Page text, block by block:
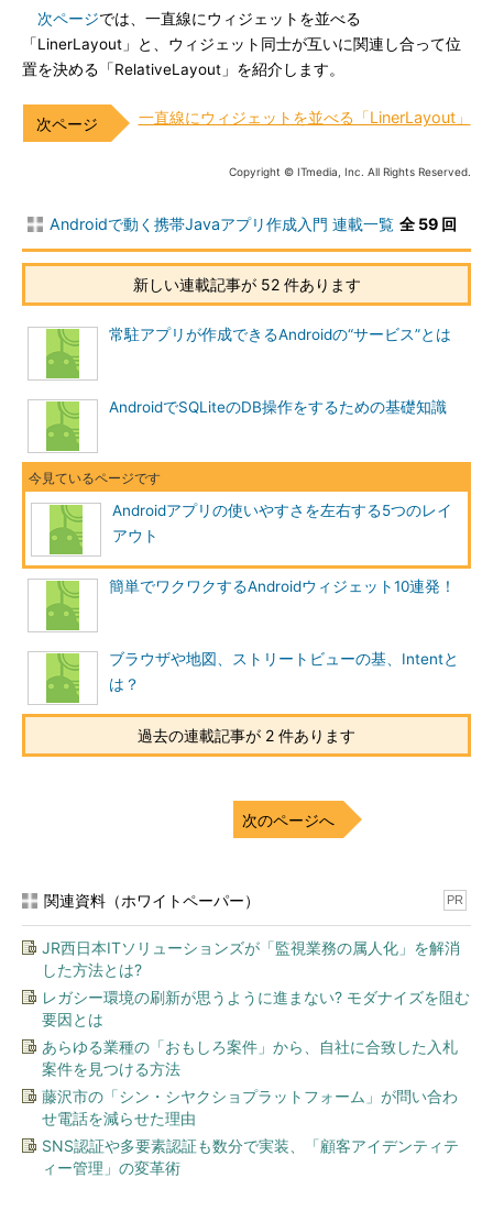
次ページでは、一直線にウィジェットを並べる
「LinerLayout」と、ウィジェット同士が互いに関連し合って位
置を決める「RelativeLayout」を紹介します。
一直線にウィジェットを並べる「LinerLayout」
Copyright © ITmedia, Inc. All Rights Reserved.
Androidで動く携帯Javaアプリ作成入門 連載一覧 全 59 回
新しい連載記事が 52 件あります
常駐アプリが作成できるAndroidの“サービス”とは
AndroidでSQLiteのDB操作をするための基礎知識
Androidアプリの使いやすさを左右する5つのレイ
アウト
簡単でワクワクするAndroidウィジェット10連発！
ブラウザや地図、ストリートビューの基、Intentと
は？
過去の連載記事が 2 件あります
次のページへ
関連資料（ホワイトペーパー） PR
JR西日本ITソリューションズが「監視業務の属人化」を解消
した方法とは?
レガシー環境の刷新が思うように進まない? モダナイズを阻む
要因とは
あらゆる業種の「おもしろ案件」から、自社に合致した入札
案件を見つける方法
藤沢市の「シン・シヤクショプラットフォーム」が問い合わ
せ電話を減らせた理由
SNS認証や多要素認証も数分で実装、「顧客アイデンティテ
ィー管理」の変革術